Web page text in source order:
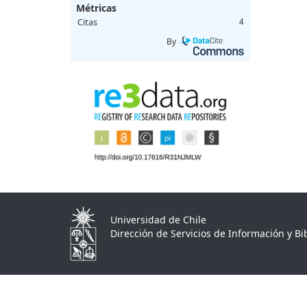
Métricas
Citas 4
By
Universidad de Chile
Dirección de Servicios de Información y